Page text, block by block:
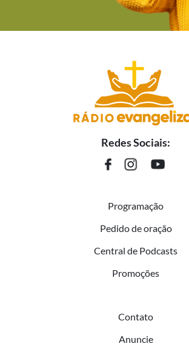
Redes Sociais:
Programação
Pedido de oração
Central de Podcasts
Promoções
Contato
Anuncie